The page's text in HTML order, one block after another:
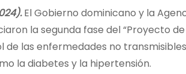
El Gobierno dominicano y la
la segunda fase del “Proyecto
las enfermedades no
la diabetes y la hipertensión.